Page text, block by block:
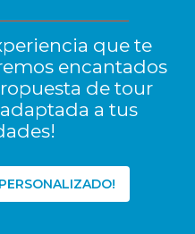
que te
encantados
de tour
a tus